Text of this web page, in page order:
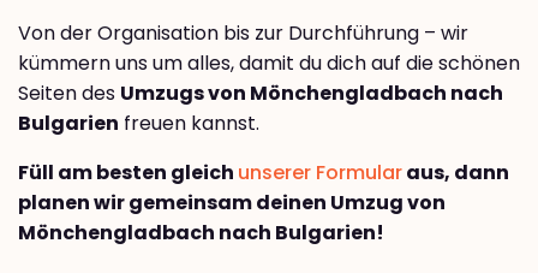
Von der Organisation bis zur Durchführung – wir
kümmern uns um alles, damit du dich auf die schönen
Seiten des Umzugs von Mönchengladbach nach
Bulgarien freuen kannst.
Füll am besten gleich unserer Formularaus, dann
planen wir gemeinsam deinen Umzug von
Mönchengladbach nach Bulgarien!